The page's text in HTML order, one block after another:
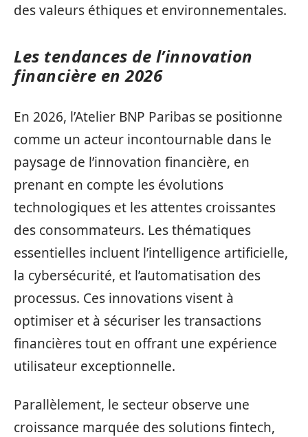
des valeurs éthiques et environnementales.
Les tendances de l’innovation
financière en 2026
En 2026, l’Atelier BNP Paribas se positionne
comme un acteur incontournable dans le
paysage de l’innovation financière, en
prenant en compte les évolutions
technologiques et les attentes croissantes
des consommateurs. Les thématiques
essentielles incluent l’intelligence artificielle,
la cybersécurité, et l’automatisation des
processus. Ces innovations visent à
optimiser et à sécuriser les transactions
financières tout en offrant une expérience
utilisateur exceptionnelle.
Parallèlement, le secteur observe une
croissance marquée des solutions fintech,